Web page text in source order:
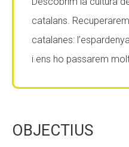
catalans.
catalanes:
i ens ho passarem
OBJECTIUS
Fundesplai als mitjans
Xarxes socials
Fes un donatiu
Fundesplai als mitjans
Xarxes socials
Fes un donatiu